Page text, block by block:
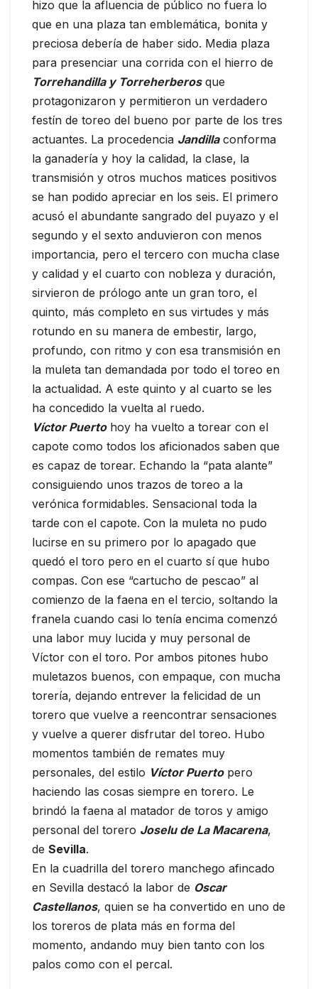
hizo que la afluencia de público no fuera lo
que en una plaza tan emblemática, bonita y
preciosa debería de haber sido. Media plaza
para presenciar una corrida con el hierro de
Torrehandilla y Torreherberosque
protagonizaron y permitieron un verdadero
festín de toreo del bueno por parte de los tres
actuantes. La procedencia Jandillaconforma
la ganadería y hoy la calidad, la clase, la
transmisión y otros muchos matices positivos
se han podido apreciar en los seis. El primero
acusó el abundante sangrado del puyazo y el
segundo y el sexto anduvieron con menos
importancia, pero el tercero con mucha clase
y calidad y el cuarto con nobleza y duración,
sirvieron de prólogo ante un gran toro, el
quinto, más completo en sus virtudes y más
rotundo en su manera de embestir, largo,
profundo, con ritmo y con esa transmisión en
la muleta tan demandada por todo el toreo en
la actualidad. A este quinto y al cuarto se les
ha concedido la vuelta al ruedo.
Víctor Puertohoy ha vuelto a torear con el
capote como todos los aficionados saben que
es capaz de torear. Echando la “pata alante”
consiguiendo unos trazos de toreo a la
verónica formidables. Sensacional toda la
tarde con el capote. Con la muleta no pudo
lucirse en su primero por lo apagado que
quedó el toro pero en el cuarto sí que hubo
compas. Con ese “cartucho de pescao” al
comienzo de la faena en el tercio, soltando la
franela cuando casi lo tenía encima comenzó
una labor muy lucida y muy personal de
Víctor con el toro. Por ambos pitones hubo
muletazos buenos, con empaque, con mucha
torería, dejando entrever la felicidad de un
torero que vuelve a reencontrar sensaciones
y vuelve a querer disfrutar del toreo. Hubo
momentos también de remates muy
personales, del estilo Víctor Puertopero
haciendo las cosas siempre en torero. Le
brindó la faena al matador de toros y amigo
personal del torero Joselu de La Macarena,
de Sevilla.
En la cuadrilla del torero manchego afincado
en Sevilla destacó la labor de Oscar
Castellanos, quien se ha convertido en uno de
los toreros de plata más en forma del
momento, andando muy bien tanto con los
palos como con el percal.